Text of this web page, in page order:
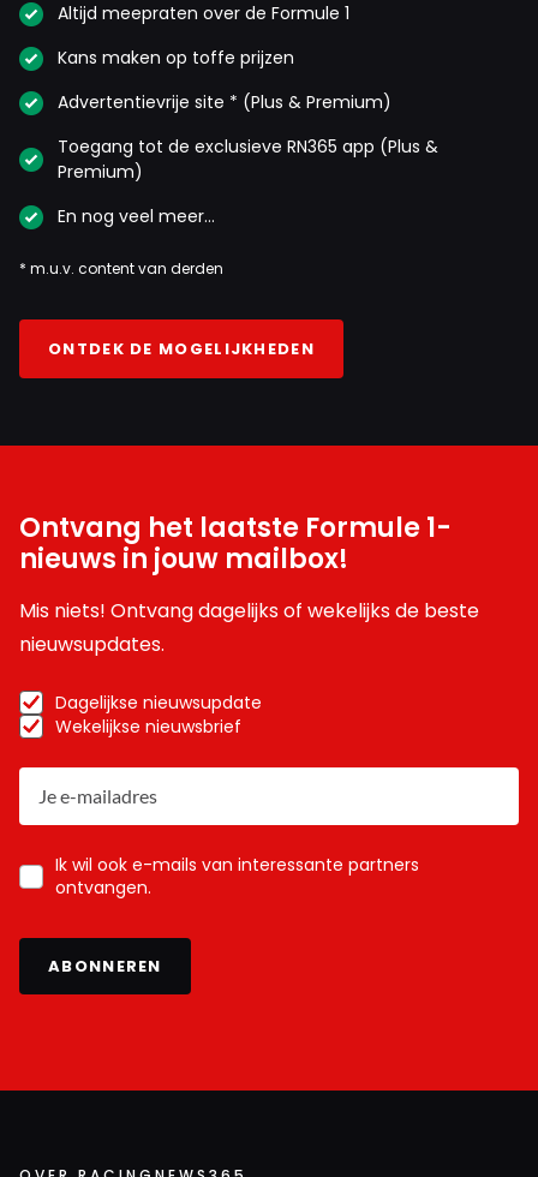
Altijd meepraten over de Formule 1
Kans maken op toffe prijzen
Advertentievrije site * (Plus & Premium)
Toegang tot de exclusieve RN365 app (Plus &
Premium)
En nog veel meer…
* m.u.v. content van derden
ONTDEK DE MOGELIJKHEDEN
Ontvang het laatste Formule 1-
nieuws in jouw mailbox!
Mis niets! Ontvang dagelijks of wekelijks de beste
nieuwsupdates.
Dagelijkse nieuwsupdate
Wekelijkse nieuwsbrief
Ik wil ook e-mails van interessante partners
ontvangen.
ABONNEREN